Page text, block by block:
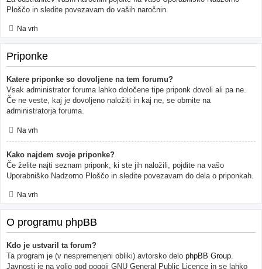
Ploščo in sledite povezavam do vaših naročnin.
Na vrh
Priponke
Katere priponke so dovoljene na tem forumu?
Vsak administrator foruma lahko določene tipe priponk dovoli ali pa ne.
Če ne veste, kaj je dovoljeno naložiti in kaj ne, se obrnite na
administratorja foruma.
Na vrh
Kako najdem svoje priponke?
Če želite najti seznam priponk, ki ste jih naložili, pojdite na vašo
Uporabniško Nadzorno Ploščo in sledite povezavam do dela o priponkah.
Na vrh
O programu phpBB
Kdo je ustvaril ta forum?
Ta program je (v nespremenjeni obliki) avtorsko delo phpBB Group.
Javnosti je na voljo pod pogoji GNU General Public Licence in se lahko